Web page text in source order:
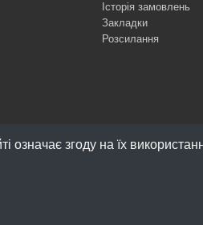
Історія замовлень
Закладки
Розсилання
згоду на їх